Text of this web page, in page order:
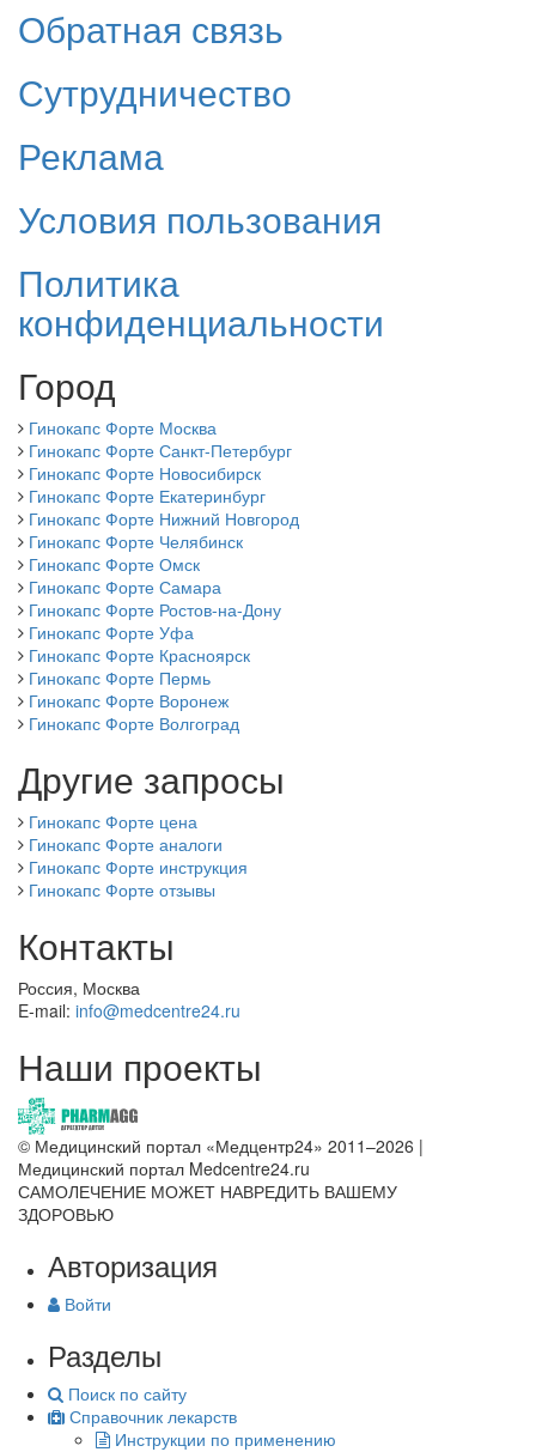
Обратная связь
Сутрудничество
Реклама
Условия пользования
Политика
конфиденциальности
Город
Гинокапс Форте Москва
Гинокапс Форте Санкт-Петербург
Гинокапс Форте Новосибирск
Гинокапс Форте Екатеринбург
Гинокапс Форте Нижний Новгород
Гинокапс Форте Челябинск
Гинокапс Форте Омск
Гинокапс Форте Самара
Гинокапс Форте Ростов-на-Дону
Гинокапс Форте Уфа
Гинокапс Форте Красноярск
Гинокапс Форте Пермь
Гинокапс Форте Воронеж
Гинокапс Форте Волгоград
Другие запросы
Гинокапс Форте цена
Гинокапс Форте аналоги
Гинокапс Форте инструкция
Гинокапс Форте отзывы
Контакты
Россия, Москва
E-mail: info@medcentre24.ru
Наши проекты
© Медицинский портал «Медцентр24» 2011–2026 |
Медицинский портал Medcentre24.ru
САМОЛЕЧЕНИЕ МОЖЕТ НАВРЕДИТЬ ВАШЕМУ
ЗДОРОВЬЮ
Авторизация
Войти
Разделы
Поиск по сайту
Справочник лекарств
Инструкции по применению